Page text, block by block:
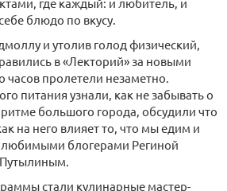
блюдо по вкусу.
и утолив голод физический,
в «Лекторий» за новыми
часов пролетели незаметно.
питания узнали, как не забывать о
большого города, обсудили что
на него влияет то, что мы едим и
любимыми блогерами Региной
стали кулинарные мастер-